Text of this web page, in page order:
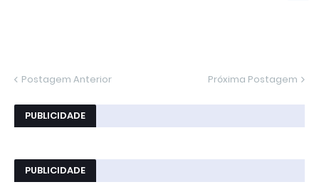
Postagem Anterior Próxima Postagem
PUBLICIDADE
PUBLICIDADE